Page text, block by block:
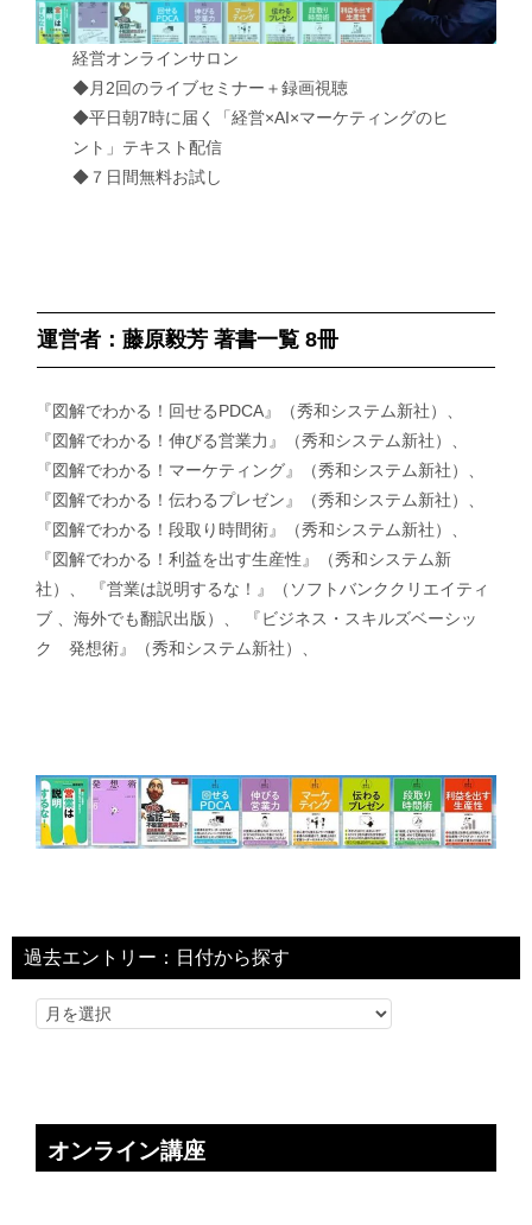
経営オンラインサロン
◆月2回のライブセミナー＋録画視聴
◆平日朝7時に届く「経営×AI×マーケティングのヒ
ント」テキスト配信
◆７日間無料お試し
運営者：藤原毅芳 著書一覧 8冊
『図解でわかる！回せるPDCA』（秀和システム新社）、
『図解でわかる！伸びる営業力』（秀和システム新社）、
『図解でわかる！マーケティング』（秀和システム新社）、
『図解でわかる！伝わるプレゼン』（秀和システム新社）、
『図解でわかる！段取り時間術』（秀和システム新社）、
『図解でわかる！利益を出す生産性』（秀和システム新
社）、 『営業は説明するな！』（ソフトバンククリエイティ
ブ 、海外でも翻訳出版）、 『ビジネス・スキルズベーシッ
ク 発想術』（秀和システム新社）、
過去エントリー：日付から探す
オンライン講座